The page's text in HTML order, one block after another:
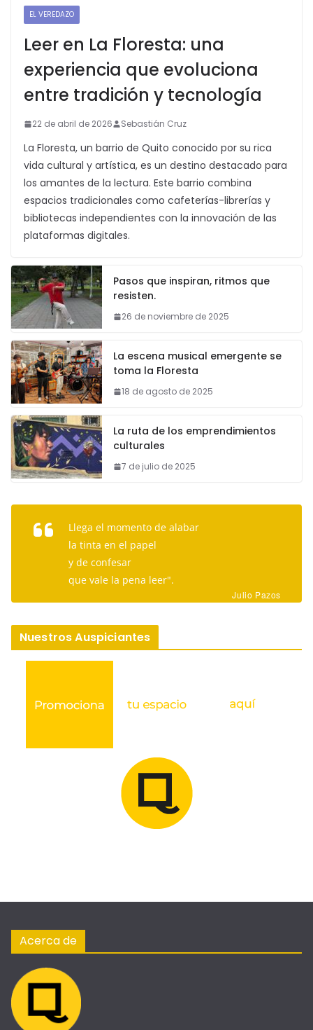
EL VEREDAZO
Leer en La Floresta: una
experiencia que evoluciona
entre tradición y tecnología
22 de abril de 2026 Sebastián Cruz
La Floresta, un barrio de Quito conocido por su rica
vida cultural y artística, es un destino destacado para
los amantes de la lectura. Este barrio combina
espacios tradicionales como cafeterías-librerías y
bibliotecas independientes con la innovación de las
plataformas digitales.
Pasos que inspiran, ritmos que
resisten.
26 de noviembre de 2025
La escena musical emergente se
toma la Floresta
18 de agosto de 2025
La ruta de los emprendimientos
culturales
7 de julio de 2025
Llega el momento de alabar
la tinta en el papel
y de confesar
que vale la pena leer".
Julio Pazos
Nuestros Auspiciantes
Acerca de